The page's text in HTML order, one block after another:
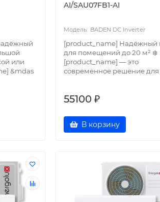
или
&mdas
AI/SAU07FB1-AI
BADEN DC Inverter
[product_name] Надёжный
для помещений до 20 м² ❄️
[product_name] — это
современное решение для
55100 ₽
В корзину